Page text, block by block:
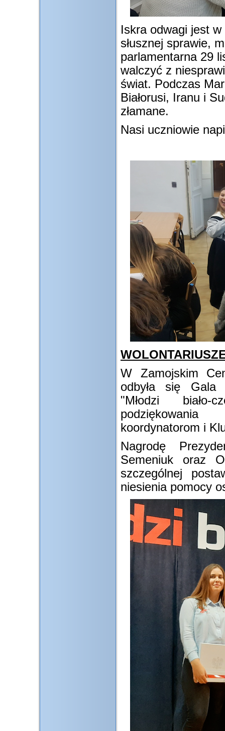
Iskra odwagi jest
słusznej sprawie,
parlamentarna 29
walczyć z
świat. Podczas
Białorusi, Iranu i
złamane.
Nasi uczniowie
W Zamojskim
odbyła się Gala
"Młodzi
koordynatorom i
Nagrodę
Semeniuk oraz
szczególnej
niesienia pomocy